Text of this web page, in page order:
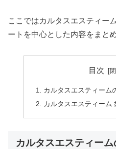
ここではカルタスエスティー
ートを中心とした内容をまと
目次
カルタスエスティーム
カルタスエスティーム
カルタスエスティー